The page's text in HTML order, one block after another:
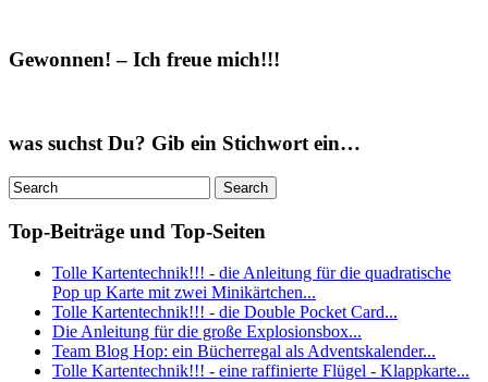
Gewonnen! – Ich freue mich!!!
was suchst Du? Gib ein Stichwort ein…
Top-Beiträge und Top-Seiten
Tolle Kartentechnik!!! - die Anleitung für die quadratische
Pop up Karte mit zwei Minikärtchen...
Tolle Kartentechnik!!! - die Double Pocket Card...
Die Anleitung für die große Explosionsbox...
Team Blog Hop: ein Bücherregal als Adventskalender...
Tolle Kartentechnik!!! - eine raffinierte Flügel - Klappkarte...